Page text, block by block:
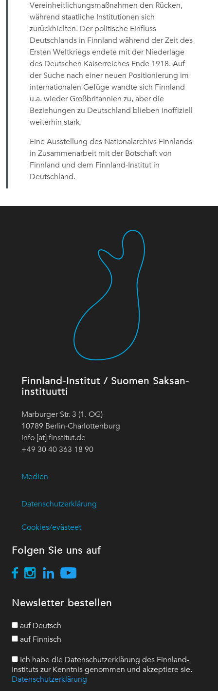
Vereinheitlichungsmaßnahmen den Rücken,
während staatliche Institutionen sich
zurückhielten. Der politische Einfluss
Deutschlands in Finnland während der Zeit des
Ersten Weltkriegs endete mit der Niederlage
des Deutschen Kaiserreiches Ende 1918. Auf
der Suche nach einer neuen Positionierung im
internationalen Gefüge wandte sich Finnland
u.a. wieder Großbritannien zu, aber die
Beziehungen zu Deutschland blieben inoffiziell
weiterhin stark.
Eine Ausstellung des Nationalarchivs Finnlands
in Zusammenarbeit mit der Botschaft von
Finnland und dem Finnland-Institut in
Deutschland.
Finnland-Institut / Suomen Saksan-
instituutti
Marburger Str. 3 (1. OG)
10789 Berlin-Charlottenburg
info [at] finstitut.de
+49 30 40 363 18 90
Medien
Datenschutzerklärung
Cookies/evästeet
Folgen Sie uns auf
Newsletter bestellen
auf Deutsch
auf Finnisch
Ich habe die Datenschutzerklärung des Finnland-
Instituts zur Kenntnis genommen und akzeptiere sie.
Datenschutzerklärung